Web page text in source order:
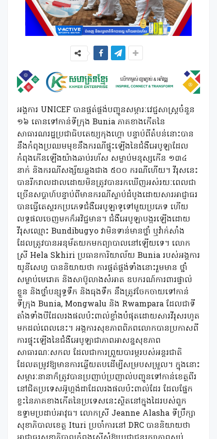
អង្គការ UNICEF បានផ្គត់ផ្គង់បញ្ជូនសម្ភារៈវេជ្ជសាស្រ្តចំនួន
១៦ តោនទៅកាន់ទីក្រុង Bunia ភាគខាងកើតនៃ
សាធារណរដ្ឋប្រជាធិបតេយ្យកុងហ្គោ បន្ទាប់ពីតំបន់នោះបាន
នឹងកំពុងប្រឈមមុខនឹងករណីផ្ទុះឡើងនៃជំងឺអេបូឡាដែល
កំពុងកើនឡើងយ៉ាងឆាប់រហ័ស សម្លាប់មនុស្សកើន ១៣៤
នាក់ និងករណីសង្ស័យឆ្លងជាង ៥០០ ករណីហើយ។ វីរុសនេះ
បានរីករាលដាលដោយមិនត្រូវបានរកឃើញអស់រយៈពេលជា
ច្រើនសប្តាហ៍បន្ទាប់ពីមានករណីស្លាប់ដំបូងដោយសារអាជ្ញាធរ
បានធ្វើតេស្តរកប្រភេទជំងឺអេបូឡាទូទៅមួយប្រភេទ ហើយ
លទ្ធផលចេញមកក៏អវិជ្ជមាន។ ជំងឺអេបូឡាបង្ករឡើងដោយ
វីរុសឈ្មោះ Bundibugyo វាមិនទាន់មានថ្នាំ ឬវ៉ាក់សាំង
ដែលត្រូវបានអនុម័តយកមកព្យាបាលនៅឡើយទេ។ លោក
ស្រី Hela Skhiri ប្រធានការិយាល័យ Bunia របស់អង្គការ
យូនីសេហ្វ បាននិយាយថា ការផ្គត់ផ្គង់ទាំងនោះរួមមាន ថ្នាំ
សម្លាប់មេរោគ និងសាប៊ូលាងសំអាត ឧបករណ៍ការពារផ្ទាល់
ខ្លួន និងថ្នាំបន្សុទ្ធទឹក និងធុងទឹក នឹងត្រូវចែកចាយទៅកាន់
ទីក្រុង Bunia, Mongwalu និង Rwampara ដែលជាទី
តាំងទាំងបីដែលរងផលប៉ះពាល់ខ្លាំងបំផុតដោយសារវីរុសរហូត
មកដល់ពេលនេះ។ អង្គការសុខភាពពិភពលោកបានប្រកាសពី
ការផ្ទុះឡើងនៃជំងឺអេបូឡាជាភាពអាសន្នសុខភាព
សាធារណៈសកល ដែលជាការព្រួយបារម្ភរបស់អន្តរជាតិ
ដែលតម្រូវឱ្យមានការឆ្លើយតបដើម្បីសម្របសម្រួល។ ក្នុងនោះ
សម្ភារៈនានាក៏ត្រូវបានប្រញាប់ប្រញាល់បញ្ជូនទៅកាន់ខេត្តពីរ
នៅជិតប្រទេសអ៊ូហ្គង់ដាដែលរងផលប៉ះពាល់ដែរ ដែលផ្នែក
ខ្លះនៃភាគខាងកើតនៃប្រទេសនេះស្ថិតនៅក្នុងដៃរបស់ពួក
ឧទ្ទាមប្រដាប់អាវុធ។ លោកស្រី Jeanne Alasha ទីប្រឹក្សា
សុខាភិបាលខេត្ត Ituri ប្រចាំការនៅ DRC បាននិយាយថា